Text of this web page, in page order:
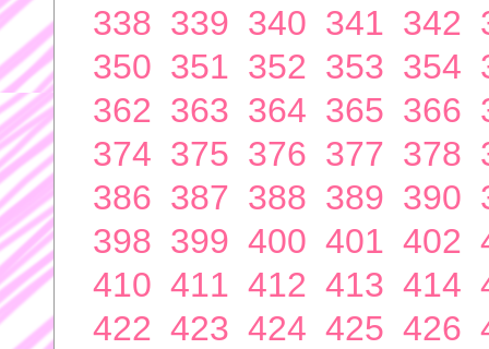
338 339 340 341 342
350 351 352 353 354
362 363 364 365 366
374 375 376 377 378
386 387 388 389 390
398 399 400 401 402
410 411 412 413 414
422 423 424 425 426